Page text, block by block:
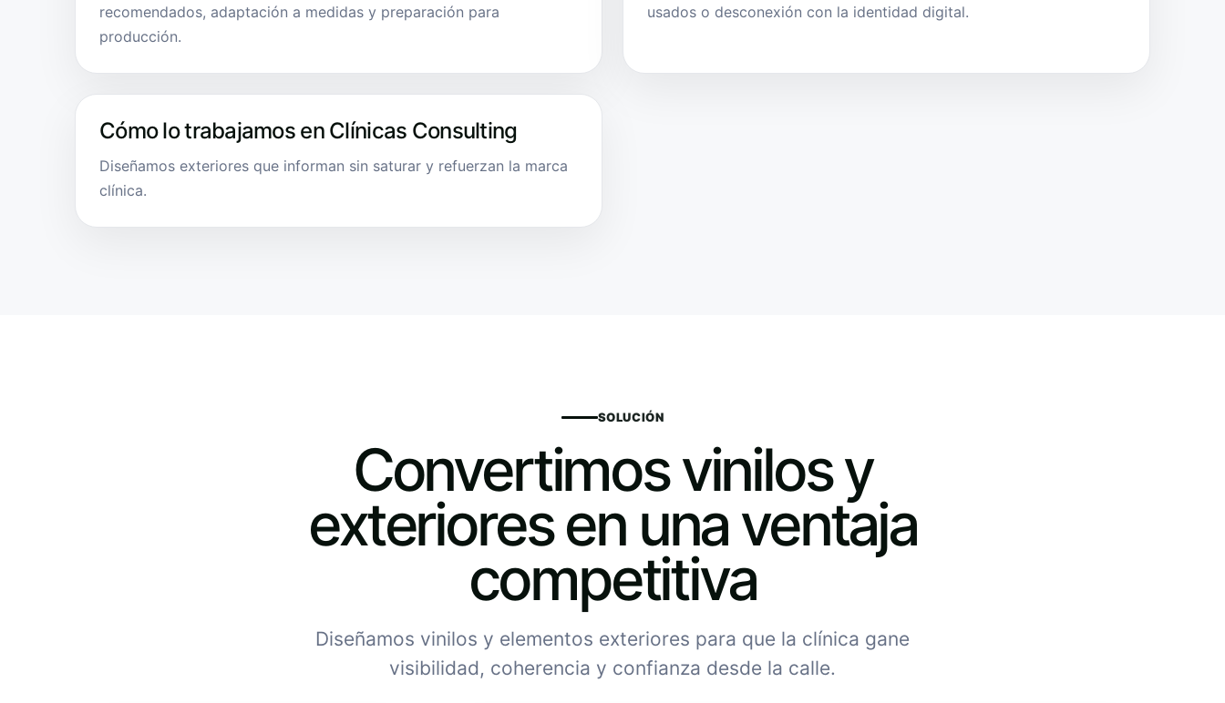
recomendados, adaptación a medidas y preparación para
producción.
usados o desconexión con la identidad digital.
Cómo lo trabajamos en Clínicas Consulting
Diseñamos exteriores que informan sin saturar y refuerzan la marca
clínica.
SOLUCIÓN
Convertimos vinilos y
exteriores en una ventaja
competitiva
Diseñamos vinilos y elementos exteriores para que la clínica gane
visibilidad, coherencia y confianza desde la calle.